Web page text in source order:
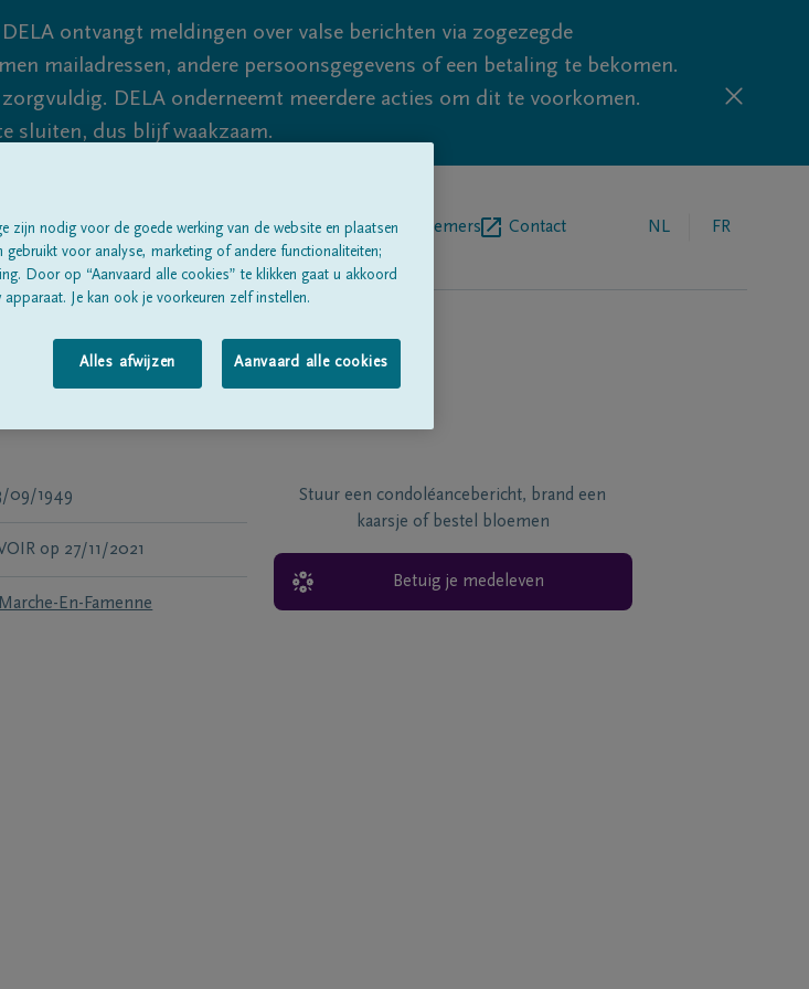
DELA ontvangt meldingen over valse berichten via zogezegde
mailadressen, andere persoonsgegevens of een betaling te bekomen.
DELA onderneemt meerdere acties om dit te voorkomen.
sluiten, dus blijf waakzaam.
Alle rouwberichtenOver onsBegrafenisondernemers Contact NL FR
09/1949
op 27/11/2021
Marche-En-Famenne
Stuur een condoléancebericht, brand een
kaarsje of bestel bloemen
Betuig je medeleven
zijn nodig voor de goede werking van de website en plaatsen
voor analyse, marketing of andere functionaliteiten;
Door op “Aanvaard alle cookies” te klikken gaat u akkoord
Je kan ook je voorkeuren zelf instellen.
Alles afwijzen Aanvaard alle cookies